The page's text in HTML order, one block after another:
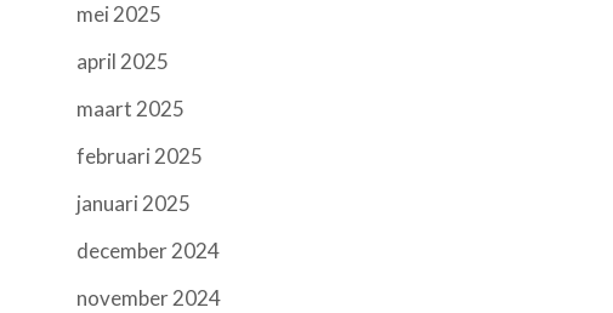
mei 2025
april 2025
maart 2025
februari 2025
januari 2025
december 2024
november 2024